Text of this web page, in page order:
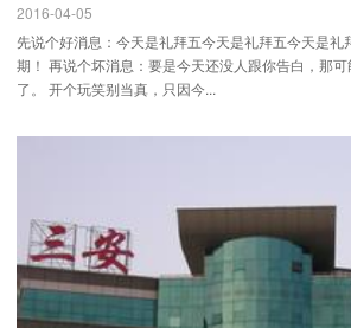
2016-04-05
先说个好消息：今天是礼拜五今天是礼拜五今天是礼
期！ 再说个坏消息：要是今天还没人跟你告白，那
了。 开个玩笑别当真，只因今...